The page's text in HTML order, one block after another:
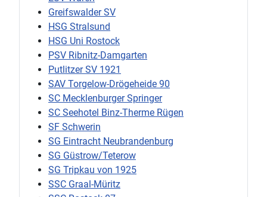
Greifswalder SV
HSG Stralsund
HSG Uni Rostock
PSV Ribnitz-Damgarten
Putlitzer SV 1921
SAV Torgelow-Drögeheide 90
SC Mecklenburger Springer
SC Seehotel Binz-Therme Rügen
SF Schwerin
SG Eintracht Neubrandenburg
SG Güstrow/Teterow
SG Tripkau von 1925
SSC Graal-Müritz